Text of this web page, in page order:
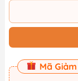
Mã